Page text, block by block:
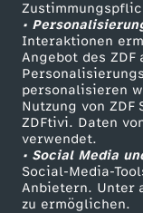
•
Interaktionen
Angebot des ZDF
personalisieren
Nutzung von ZDF
ZDFtivi. Daten
verwendet.
• Social Media
Social-Media-
Anbietern. Unter
zu ermöglichen.
Livestreams
Sendungen A-Z
TV-Programm
ZDF Unternehmen
Karriere